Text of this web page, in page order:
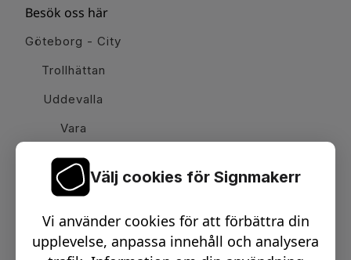
Besök oss här
Göteborg - City
Trollhättan
Uddevalla
Vara
Email:info@signmakerr.se
Välj cookies för Signmakerr
Vi använder cookies för att förbättra din
upplevelse, anpassa innehåll och analysera